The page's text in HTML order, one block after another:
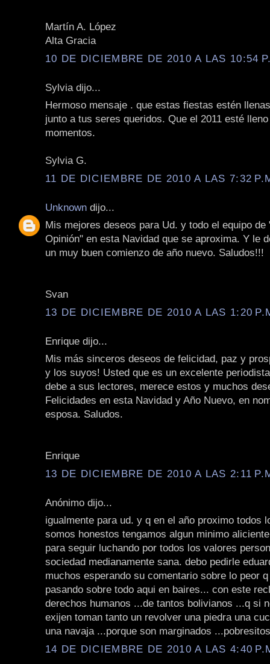
Martín A. López
Alta Gracia
10 DE DICIEMBRE DE 2010 A LAS 10:54
Sylvia dijo...
Hermoso mensaje . que estas fiestas estén
junto a tus seres queridos. Que el 2011 esté
momentos.
Sylvia G.
11 DE DICIEMBRE DE 2010 A LAS 7:32
Unknown dijo...
Mis mejores deseos para Ud. y todo el equipo de
Opinión" en esta Navidad que se aproxima. Y le
un muy buen comienzo de año nuevo. Saludos!!!
Svan
13 DE DICIEMBRE DE 2010 A LAS 1:20
Enrique dijo...
Mis más sinceros deseos de felicidad, paz y
y los suyos! Usted que es un excelente
debe a sus lectores, merece estos y muchos
Felicidades en esta Navidad y Año Nuevo, en
esposa. Saludos.
Enrique
13 DE DICIEMBRE DE 2010 A LAS 2:11
Anónimo dijo...
igualmente para ud. y q en el año proximo todos
somos honestos tengamos algun minimo
para seguir luchando por todos los valores
sociedad medianamente sana. debo pedirle
muchos esperando su comentario sobre lo peor
pasando sobre todo aqui en baires... con este
derechos humanos ...de tantos bolivianos ...q si
exijen toman tanto un revolver una piedra una
una navaja ...porque son marginados
14 DE DICIEMBRE DE 2010 A LAS 4:40